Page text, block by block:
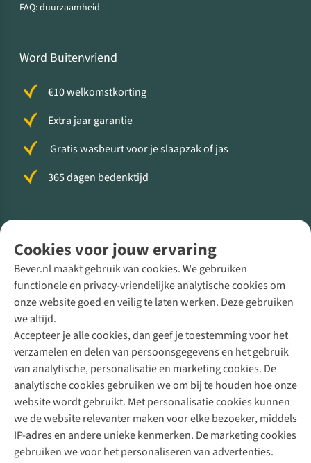
Cookies voor jouw ervaring
Bever.nl maakt gebruik van cookies. We gebruiken
functionele en privacy-vriendelijke analytische cookies om
onze website goed en veilig te laten werken. Deze gebruiken
we altijd.
Accepteer je alle cookies, dan geef je toestemming voor het
verzamelen en delen van persoonsgegevens en het gebruik
van analytische, personalisatie en marketing cookies. De
analytische cookies gebruiken we om bij te houden hoe onze
website wordt gebruikt. Met personalisatie cookies kunnen
we de website relevanter maken voor elke bezoeker, middels
IP-adres en andere unieke kenmerken. De marketing cookies
gebruiken we voor het personaliseren van advertenties.
FAQ: duurzaamheid
Word Buitenvriend
€10 welkomstkorting
Extra jaar garantie
Gratis wasbeurt voor je slaapzak of jas
365 dagen bedenktijd
Direct advies van een Buitenexpert
+31 (0)85 888 50 88
+31 6 12 28 49 80
Contactformulier